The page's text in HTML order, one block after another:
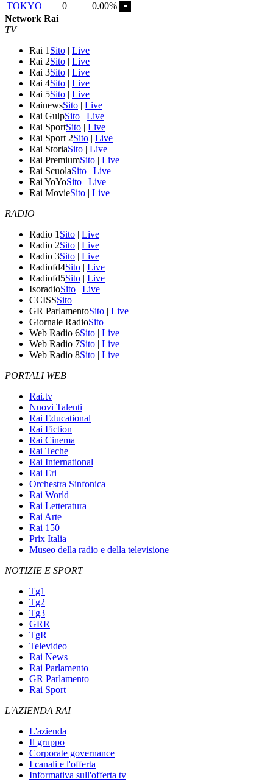
TOKYO
0
0.00%
Network Rai
TV
Rai 1 Sito | Live
Rai 2Sito | Live
Rai 3Sito | Live
Rai 4Sito | Live
Rai 5Sito | Live
RainewsSito | Live
Rai GulpSito | Live
Rai SportSito | Live
Rai Sport 2Sito | Live
Rai StoriaSito | Live
Rai PremiumSito | Live
Rai ScuolaSito | Live
Rai YoYoSito | Live
Rai MovieSito | Live
RADIO
Radio 1 Sito | Live
Radio 2Sito | Live
Radio 3Sito | Live
Radiofd4Sito | Live
Radiofd5Sito | Live
IsoradioSito | Live
CCISSSito
GR ParlamentoSito | Live
Giornale RadioSito
Web Radio 6Sito | Live
Web Radio 7Sito | Live
Web Radio 8Sito | Live
PORTALI WEB
Rai.tv
Nuovi Talenti
Rai Educational
Rai Fiction
Rai Cinema
Rai Teche
Rai International
Rai Eri
Orchestra Sinfonica
Rai World
Rai Letteratura
Rai Arte
Rai 150
Prix Italia
Museo della radio e della televisione
NOTIZIE E SPORT
Tg1
Tg2
Tg3
GRR
TgR
Televideo
Rai News
Rai Parlamento
GR Parlamento
Rai Sport
L'AZIENDA RAI
L'azienda
Il gruppo
Corporate governance
I canali e l'offerta
Informativa sull'offerta tv